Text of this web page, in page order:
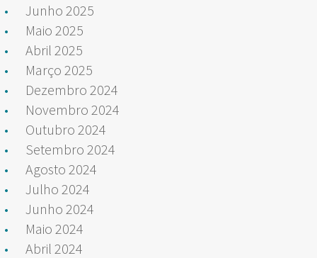
Junho 2025
Maio 2025
Abril 2025
Março 2025
Dezembro 2024
Novembro 2024
Outubro 2024
Setembro 2024
Agosto 2024
Julho 2024
Junho 2024
Maio 2024
Abril 2024